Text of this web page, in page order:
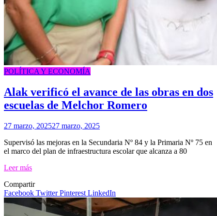
POLÍTICA Y ECONOMÍA
Alak verificó el avance de las obras en dos
escuelas de Melchor Romero
27 marzo, 202527 marzo, 2025
Supervisó las mejoras en la Secundaria Nº 84 y la Primaria Nº 75 en
el marco del plan de infraestructura escolar que alcanza a 80
Leer más
Compartir
Facebook TwitterPinterest LinkedIn